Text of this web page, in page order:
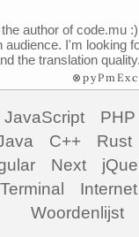
author of code.mu :)
audience. I'm looking
the translation
JavaScript PHP
C++ Rust
Next
Terminal Internet
Woordenlijst